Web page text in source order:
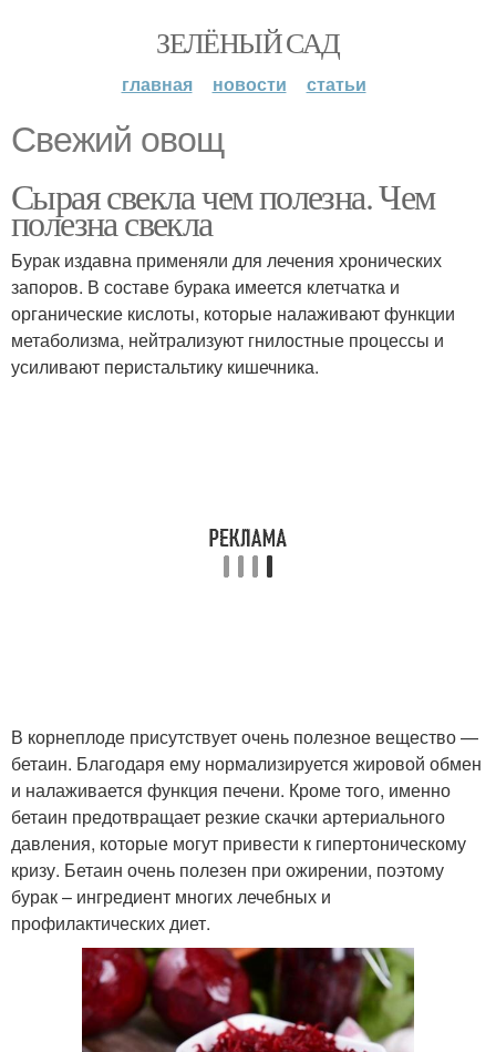
ЗЕЛЁНЫЙ САД
главная новости статьи
Свежий овощ
Сырая свекла чем полезна. Чем
полезна свекла
Бурак издавна применяли для лечения хронических
запоров. В составе бурака имеется клетчатка и
органические кислоты, которые налаживают функции
метаболизма, нейтрализуют гнилостные процессы и
усиливают перистальтику кишечника.
В корнеплоде присутствует очень полезное вещество —
бетаин. Благодаря ему нормализируется жировой обмен
и налаживается функция печени. Кроме того, именно
бетаин предотвращает резкие скачки артериального
давления, которые могут привести к гипертоническому
кризу. Бетаин очень полезен при ожирении, поэтому
бурак – ингредиент многих лечебных и
профилактических диет.